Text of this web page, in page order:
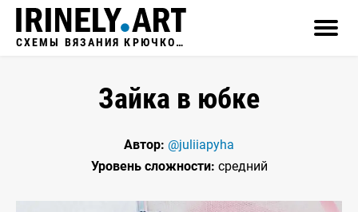
СХЕМЫ ВЯЗАНИЯ КРЮЧКОМ
Зайка в юбке
Автор: @juliiapyha
Уровень сложности: средний